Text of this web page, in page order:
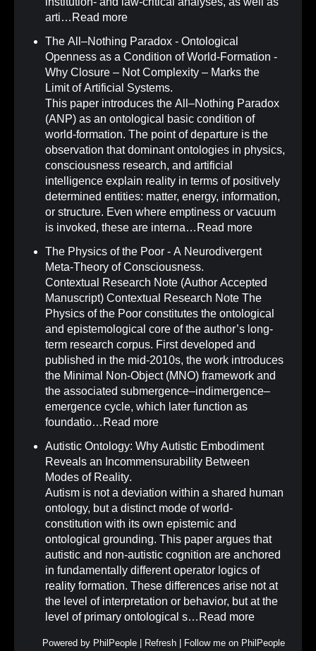
arti… Read more
The All–Nothing Paradox - Ontological
Openness as a Condition of World-Formation -
Why Closure – Not Complexity – Marks the
Limit of Artificial Systems.
This paper introduces the All–Nothing Paradox
(ANP) as an ontological basic condition of
world-formation. The point of departure is the
observation that dominant ontologies in physics,
consciousness research, and artificial
intelligence explain reality in terms of positively
determined entities: matter, energy, information,
or structure. Even where emptiness or vacuum
is invoked, these are interna… Read more
The Physics of the Poor - A Neurodivergent
Meta-Theory of Consciousness.
Contextual Research Note (Author Accepted
Manuscript) Contextual Research Note The
Physics of the Poor constitutes the ontological
and epistemological core of the author’s long-
term research corpus. First developed and
published in the mid-2010s, the work introduces
the Minimal Non-Object (MNO) framework and
the associated submergence–indimergence–
emergence cycle, which later function as
foundatio… Read more
Autistic Ontology: Why Autistic Embodiment
Reveals an Incommensurability Between
Modes of Reality.
Autism is not a deviation within a shared human
ontology, but a distinct mode of world-
constitution with its own epistemic and
ontological grounding. This paper argues that
autistic and non-autistic cognition are anchored
in fundamentally different operator logics of
reality formation. These differences arise not at
the level of interpretation or behavior, but at the
level of primary ontological s… Read more
Powered by PhilPeople Refresh Follow me on PhilPeople